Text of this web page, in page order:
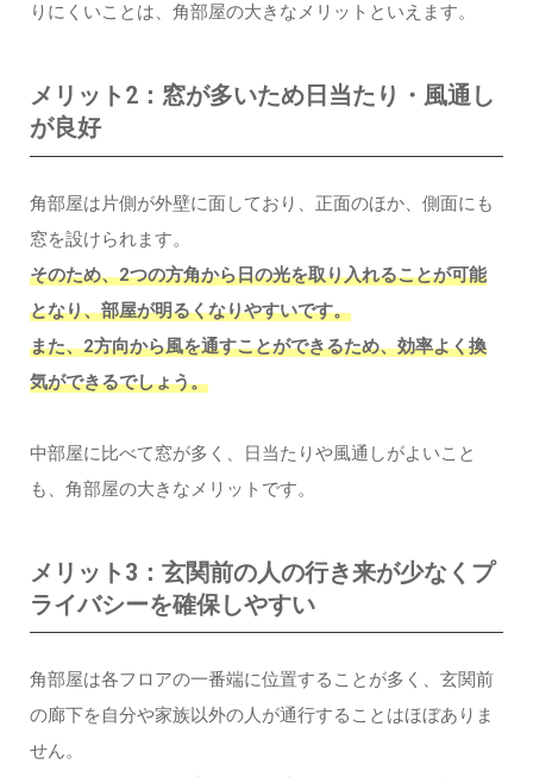
りにくいことは、角部屋の大きなメリットといえます。
メリット2：窓が多いため日当たり・風通し
が良好
角部屋は片側が外壁に面しており、正面のほか、側面にも
窓を設けられます。
そのため、2つの方角から日の光を取り入れることが可能
となり、部屋が明るくなりやすいです。
また、2方向から風を通すことができるため、効率よく換
気ができるでしょう。
中部屋に比べて窓が多く、日当たりや風通しがよいこと
も、角部屋の大きなメリットです。
メリット3：玄関前の人の行き来が少なくプ
ライバシーを確保しやすい
角部屋は各フロアの一番端に位置することが多く、玄関前
の廊下を自分や家族以外の人が通行することはほぼありま
せん。